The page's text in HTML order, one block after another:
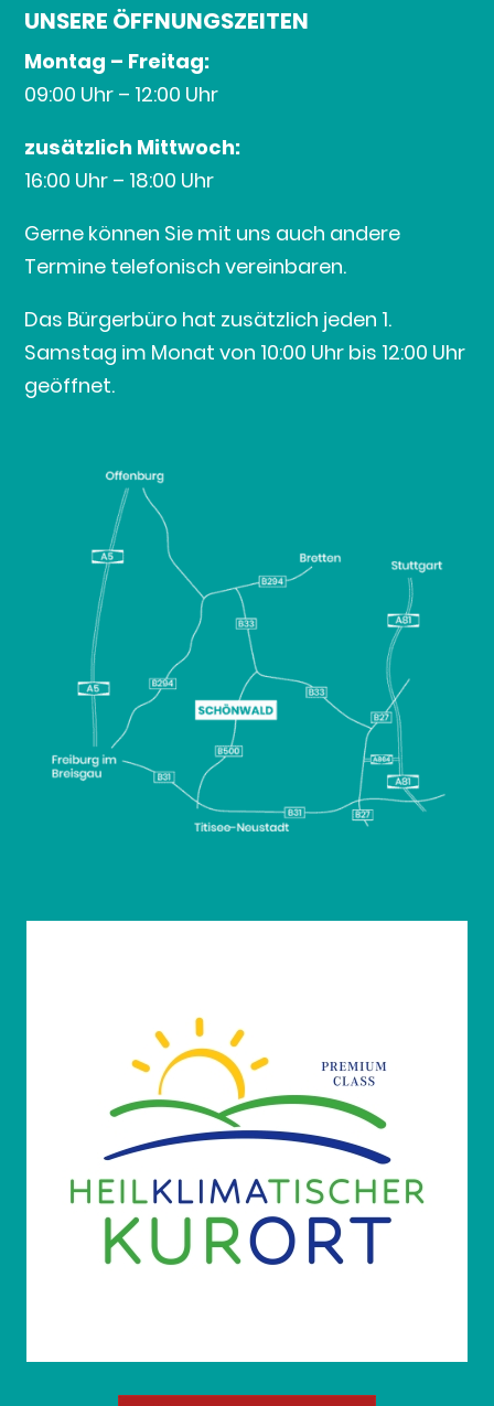
UNSERE ÖFFNUNGSZEITEN
Montag – Freitag:
09:00 Uhr – 12:00 Uhr
zusätzlich Mittwoch:
16:00 Uhr – 18:00 Uhr
Gerne können Sie mit uns auch andere
Termine telefonisch vereinbaren.
Das Bürgerbüro hat zusätzlich jeden 1.
Samstag im Monat von 10:00 Uhr bis 12:00 Uhr
geöffnet.